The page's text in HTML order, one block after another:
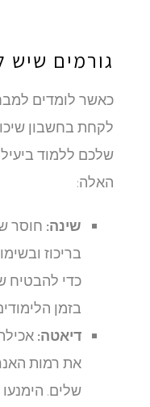
גורמים שיש
כאשר לומדים
לקחת בחשבון
שלכם ללמוד
האלה:
שינה:חוסר
בריכוז
כדי להבטיח
בזמן הלימודים.
דיאטה:אכילת
את רמות
שלים. הימנעו